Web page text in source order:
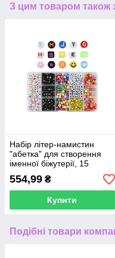
З цим товаром також
Набір літер-намистин
"абетка" для створення
іменної біжутерії, 15
осередків
554,99 ₴
Купити
Подібні товари